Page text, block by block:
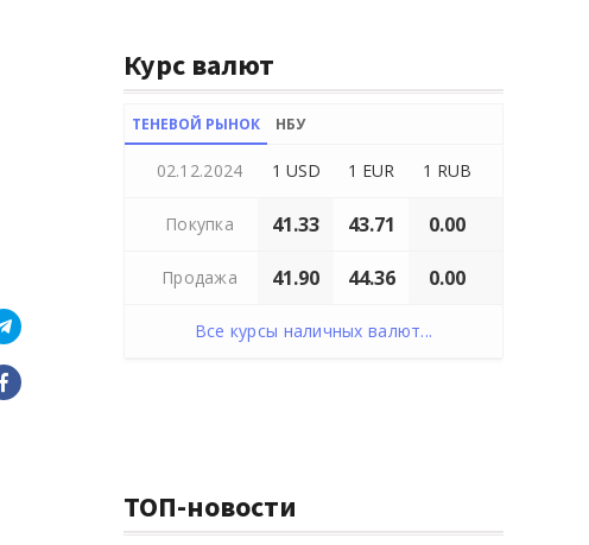
Курс валют
ТЕНЕВОЙ РЫНОК НБУ
02.12.2024 1 USD 1 EUR 1 RUB
Покупка 41.33 43.71 0.00
Продажа 41.90 44.36 0.00
Все курсы наличных валют...
ТОП-новости